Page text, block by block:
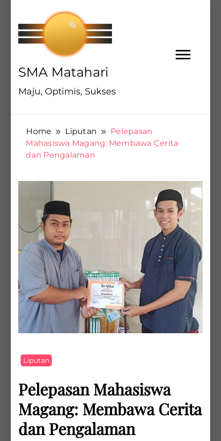
SMA Matahari
Maju, Optimis, Sukses
Home Liputan
Pelepasan
Mahasiswa Magang: Membawa Cerita
dan Pengalaman
Liputan
Pelepasan Mahasiswa
Magang: Membawa Cerita
dan Pengalaman